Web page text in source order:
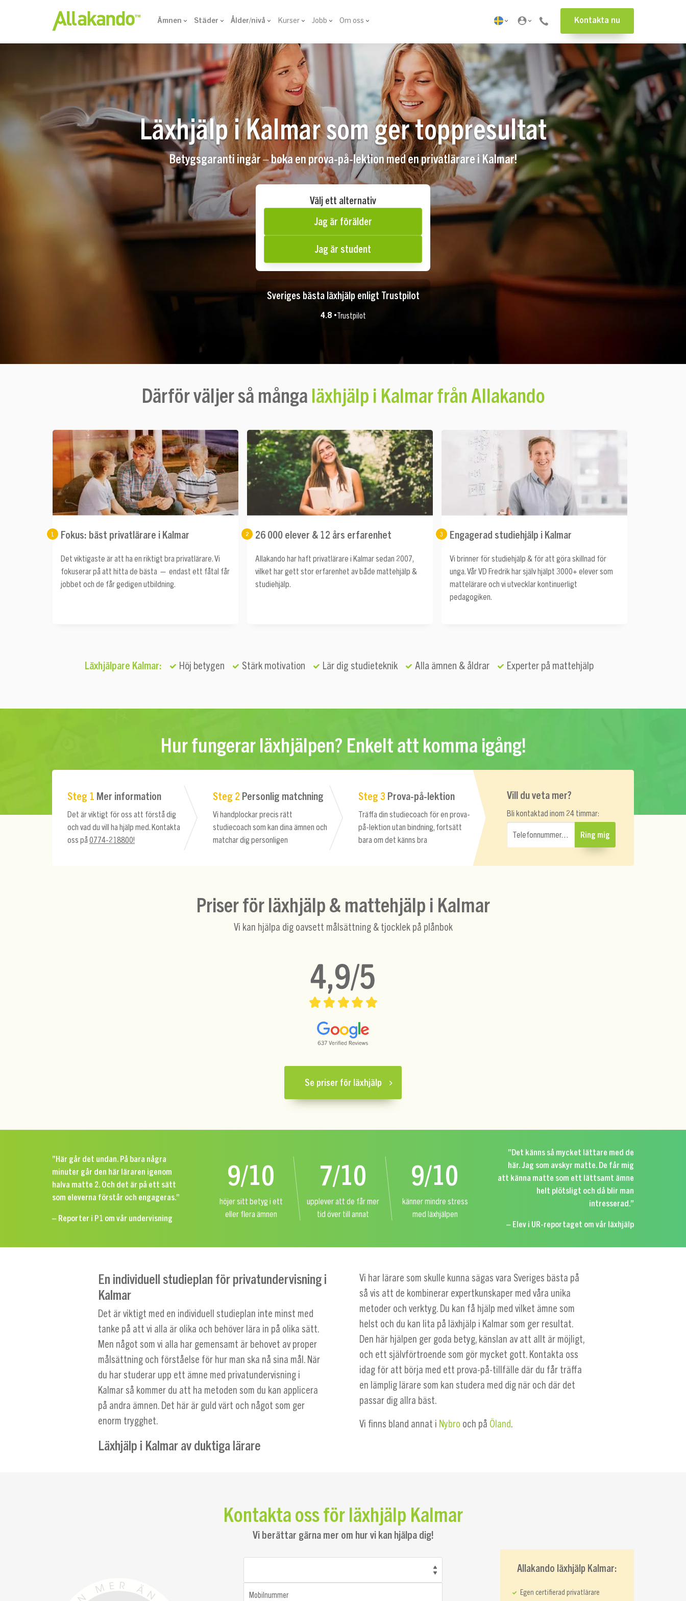
Ämnen Städer Ålder/nivå Kurser Jobb Om oss Kontakta nu
Läxhjälp i Kalmar som ger toppresultat
Betygsgaranti ingår – boka en prova-på-lektion med en privatlärare i Kalmar!
Välj ett alternativ
Jag är förälder
Jag är student
Sveriges bästa läxhjälp enligt Trustpilot
4.8 •Trustpilot
Därför väljer så många läxhjälp i Kalmar från Allakando
1 Fokus: bäst privatlärare i Kalmar
Det viktigaste är att ha en riktigt bra privatlärare. Vi
fokuserar på att hitta de bästa — endast ett fåtal får
jobbet och de får gedigen utbildning.
2 26 000 elever & 12 års erfarenhet
Allakando har haft privatlärare i Kalmar sedan 2007,
vilket har gett stor erfarenhet av både mattehjälp &
studiehjälp.
3 Engagerad studiehjälp i Kalmar
Vi brinner för studiehjälp & för att göra skillnad för
unga. Vår VD Fredrik har själv hjälpt 3000+ elever som
mattelärare och vi utvecklar kontinuerligt
pedagogiken.
Läxhjälpare Kalmar: Höj betygen Stärk motivation Lär dig studieteknik Alla ämnen & åldrar Experter på mattehjälp
Hur fungerar läxhjälpen? Enkelt att komma igång!
Steg 1 Mer information
Det är viktigt för oss att förstå dig
och vad du vill ha hjälp med. Kontakta
oss på 0774-218800!
Steg 2 Personlig matchning
Vi handplockar precis rätt
studiecoach som kan dina ämnen och
matchar dig personligen
Steg 3 Prova-på-lektion
Träffa din studiecoach för en prova-
på-lektion utan bindning, fortsätt
bara om det känns bra
Vill du veta mer?
Bli kontaktad inom 24 timmar:
Telefonnummer… Ring mig
Priser för läxhjälp & mattehjälp i Kalmar
Vi kan hjälpa dig oavsett målsättning & tjocklek på plånbok
Se priser för läxhjälp
”Här går det undan. På bara några
minuter går den här läraren igenom
halva matte 2. Och det är på ett sätt
som eleverna förstår och engageras.”
– Reporter i P1 om vår undervisning
9/10
höjer sitt betyg i ett
eller flera ämnen
7/10
upplever att de får mer
tid över till annat
9/10
känner mindre stress
med läxhjälpen
”Det känns så mycket lättare med de
här. Jag som avskyr matte. De får mig
att känna matte som ett lättsamt ämne
helt plötsligt och då blir man
intresserad.”
– Elev i UR-reportaget om vår läxhjälp
En individuell studieplan för privatundervisning i
Kalmar
Det är viktigt med en individuell studieplan inte minst med
tanke på att vi alla är olika och behöver lära in på olika sätt.
Men något som vi alla har gemensamt är behovet av proper
målsättning och förståelse för hur man ska nå sina mål. När
du har studerar upp ett ämne med privatundervisning i
Kalmar så kommer du att ha metoden som du kan applicera
på andra ämnen. Det här är guld värt och något som ger
enorm trygghet.
Läxhjälp i Kalmar av duktiga lärare
Vi har lärare som skulle kunna sägas vara Sveriges bästa på
så vis att de kombinerar expertkunskaper med våra unika
metoder och verktyg. Du kan få hjälp med vilket ämne som
helst och du kan lita på läxhjälp i Kalmar som ger resultat.
Den här hjälpen ger goda betyg, känslan av att allt är möjligt,
och ett självförtroende som gör mycket gott. Kontakta oss
idag för att börja med ett prova-på-tillfälle där du får träffa
en lämplig lärare som kan studera med dig när och där det
passar dig allra bäst.
Vi finns bland annat i Nybro och på Öland.
Kontakta oss för läxhjälp Kalmar
Vi berättar gärna mer om hur vi kan hjälpa dig!
Mobilnummer
Allakando läxhjälp Kalmar:
Egen certifierad privatlärare